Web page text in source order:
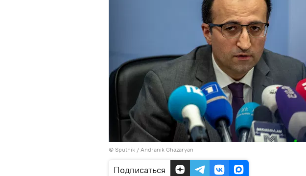
© Sputnik / Andranik Ghazaryan
Подписаться